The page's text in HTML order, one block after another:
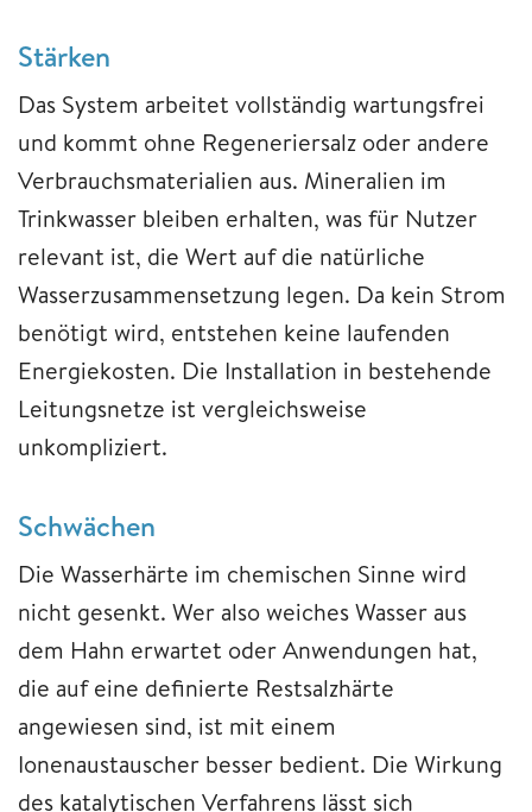
Stärken
Das System arbeitet vollständig wartungsfrei
und kommt ohne Regeneriersalz oder andere
Verbrauchsmaterialien aus. Mineralien im
Trinkwasser bleiben erhalten, was für Nutzer
relevant ist, die Wert auf die natürliche
Wasserzusammensetzung legen. Da kein Strom
benötigt wird, entstehen keine laufenden
Energiekosten. Die Installation in bestehende
Leitungsnetze ist vergleichsweise
unkompliziert.
Schwächen
Die Wasserhärte im chemischen Sinne wird
nicht gesenkt. Wer also weiches Wasser aus
dem Hahn erwartet oder Anwendungen hat,
die auf eine definierte Restsalzhärte
angewiesen sind, ist mit einem
Ionenaustauscher besser bedient. Die Wirkung
des katalytischen Verfahrens lässt sich